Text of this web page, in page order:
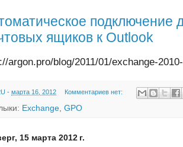
подключение
ящиков к Outlook
argon.pro/blog/2011/01/exchange-
- марта 16, 2012 Комментариев нет:
Exchange GPO
15 марта 2012 г.